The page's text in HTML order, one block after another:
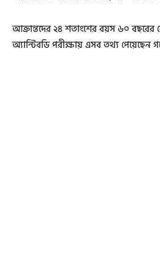
আক্রান্তদের ২৪ শতাংশের বয়স ৬০ বছরের
অ্যান্টিবডি পরীক্ষায় এসব তথ্য পেয়েছেন